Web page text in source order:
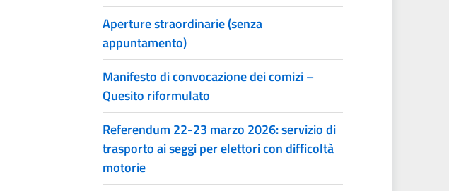
Aperture straordinarie (senza
appuntamento)
Manifesto di convocazione dei comizi –
Quesito riformulato
Referendum 22-23 marzo 2026: servizio di
trasporto ai seggi per elettori con difficoltà
motorie